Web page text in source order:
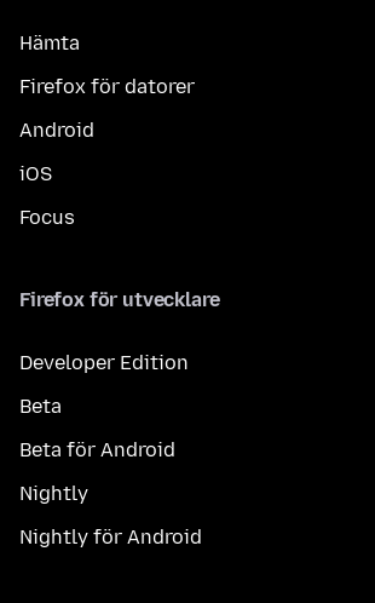
Hämta
Firefox för datorer
Android
iOS
Focus
Firefox för utvecklare
Developer Edition
Beta
Beta för Android
Nightly
Nightly för Android